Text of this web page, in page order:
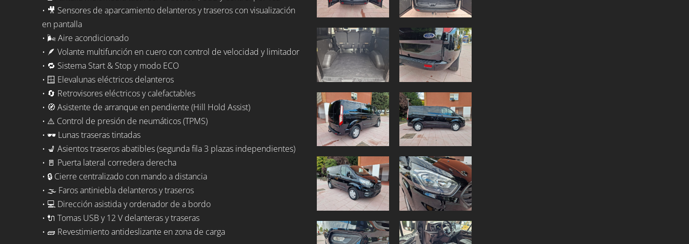
• 🎥 Sensores de aparcamiento delanteros y traseros con visualización
en pantalla
• 🌬️ Aire acondicionado
• 🪶 Volante multifunción en cuero con control de velocidad y limitador
• 🔁 Sistema Start & Stop y modo ECO
• 🪟 Elevalunas eléctricos delanteros
• 🔄 Retrovisores eléctricos y calefactables
• 🧭 Asistente de arranque en pendiente (Hill Hold Assist)
• ⚠️ Control de presión de neumáticos (TPMS)
• 🕶️ Lunas traseras tintadas
• 💺 Asientos traseros abatibles (segunda fila 3 plazas independientes)
• 🚪 Puerta lateral corredera derecha
• 🔒 Cierre centralizado con mando a distancia
• 🌫️ Faros antiniebla delanteros y traseros
• 💻 Dirección asistida y ordenador de a bordo
• 🔌 Tomas USB y 12 V delanteras y traseras
• 🧱 Revestimiento antideslizante en zona de carga